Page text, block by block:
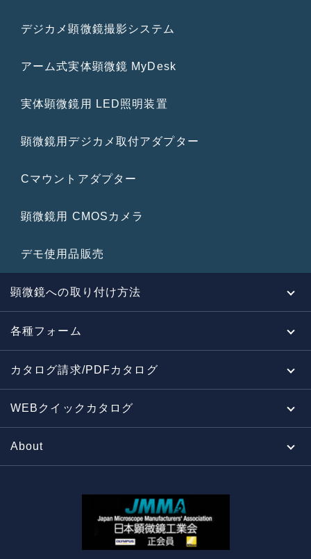
デジカメ顕微鏡撮影システム
アーム式実体顕微鏡 MyDesk
実体顕微鏡用 LED照明装置
顕微鏡用デジカメ取付アダプター
Cマウントアダプター
顕微鏡用 CMOSカメラ
デモ使用品販売
顕微鏡への取り付け方法
各種フォーム
カタログ請求/PDFカタログ
WEBクイックカタログ
About